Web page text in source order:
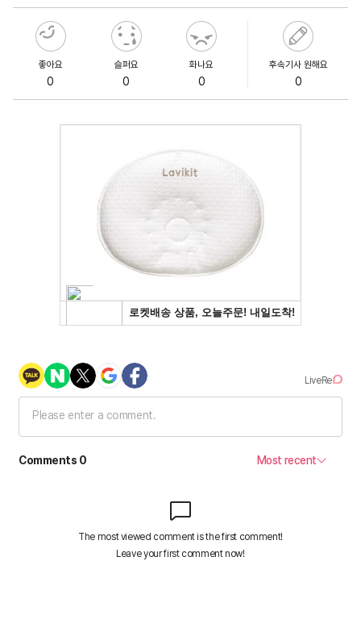
좋아요
0
슬퍼요
0
화나요
0
후속기사 원해요
0